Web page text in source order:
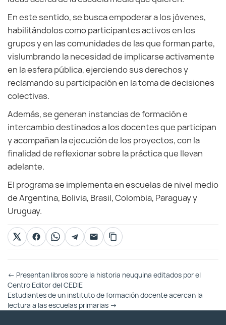
En este sentido, se busca empoderar a los jóvenes,
habilitándolos como participantes activos en los
grupos y en las comunidades de las que forman parte,
vislumbrando la necesidad de implicarse activamente
en la esfera pública, ejerciendo sus derechos y
reclamando su participación en la toma de decisiones
colectivas.
Además, se generan instancias de formación e
intercambio destinados a los docentes que participan
y acompañan la ejecución de los proyectos, con la
finalidad de reflexionar sobre la práctica que llevan
adelante.
El programa se implementa en escuelas de nivel medio
de Argentina, Bolivia, Brasil, Colombia, Paraguay y
Uruguay.
Otras
Entradas
← Presentan libros sobre la historia neuquina editados por el
Centro Editor del CEDIE
Estudiantes de un instituto de formación docente acercan la
lectura a las escuelas primarias →